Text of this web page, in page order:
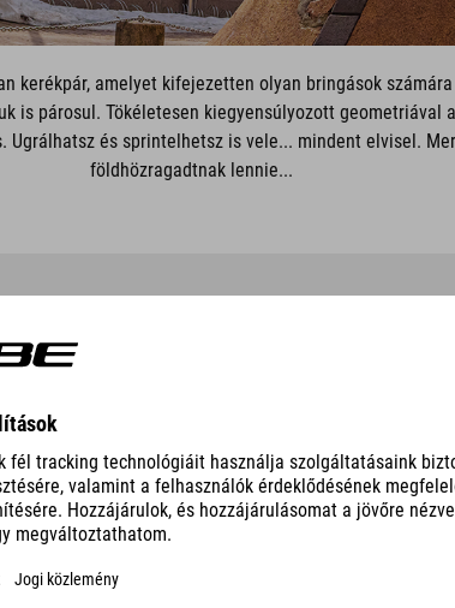
kerékpár, amelyet kifejezetten olyan bringások
is párosul. Tökéletesen kiegyensúlyozott geometriával
Ugrálhatsz és sprintelhetsz is vele... mindent elvisel.
földhözragadtnak lennie...
8299DKK